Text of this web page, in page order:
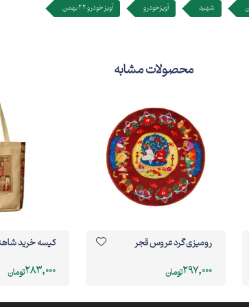
شهید آویزخودرو آویز خودرو 22 بهمن
محصولات مشابه
رومیزی گرد عروس قجر
297,000تومان
کیسه خرید
283,000تومان